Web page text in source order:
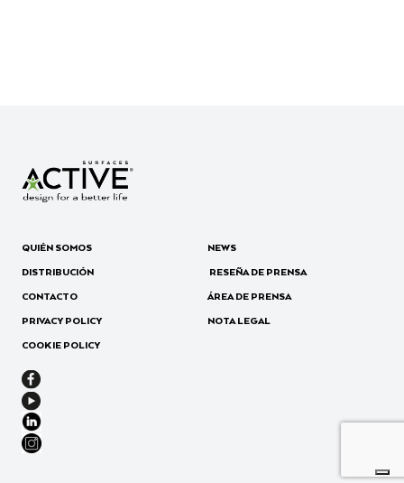
QUIÉN SOMOS
DISTRIBUCIÓN
CONTACTO
PRIVACY POLICY
COOKIE POLICY
NEWS
RESEÑA DE PRENSA
ÁREA DE PRENSA
NOTA LEGAL